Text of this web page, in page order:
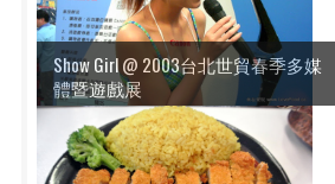
Show Girl @ 2003台北世貿春季多媒
體暨遊戲展